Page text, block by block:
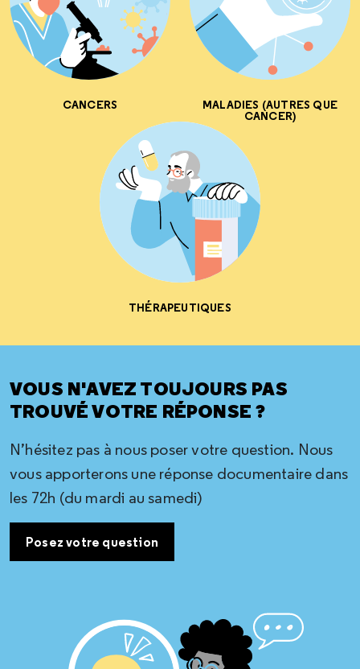
CANCERS MALADIES (AUTRES QUE
CANCER)
THÉRAPEUTIQUES
VOUS N'AVEZ TOUJOURS PAS
TROUVÉ VOTRE RÉPONSE ?
N’hésitez pas à nous poser votre question. Nous
vous apporterons une réponse documentaire dans
les 72h (du mardi au samedi)
Posez votre question